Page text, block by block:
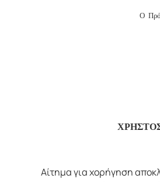
Ο
Αίτημα για χορήγηση